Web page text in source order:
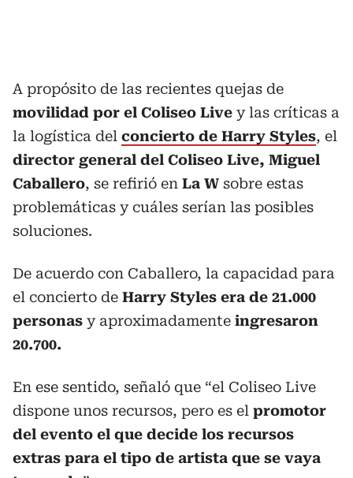
A propósito de las recientes quejas de
movilidad por el Coliseo Live y las críticas a
la logística del concierto de Harry Styles, el
director general del Coliseo Live, Miguel
Caballero, se refirió en La W sobre estas
problemáticas y cuáles serían las posibles
soluciones.
De acuerdo con Caballero, la capacidad para
el concierto de Harry Styles era de 21.000
personas y aproximadamente ingresaron
20.700.
En ese sentido, señaló que “el Coliseo Live
dispone unos recursos, pero es el promotor
del evento el que decide los recursos
extras para el tipo de artista que se vaya